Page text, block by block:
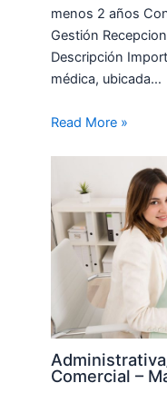
menos 2 años
Gestión
Descripción
médica, ubicada…
Read More »
Comercial –